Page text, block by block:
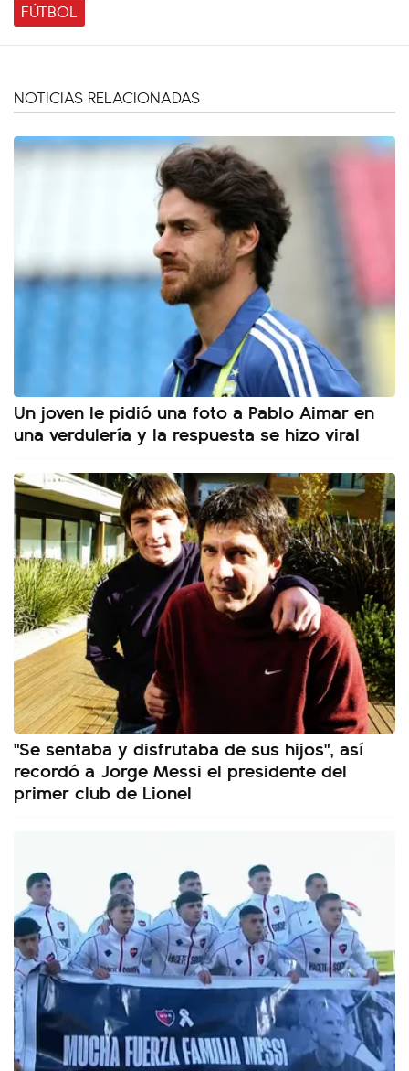
FÚTBOL
NOTICIAS RELACIONADAS
Un joven le pidió una foto a Pablo Aimar en
una verdulería y la respuesta se hizo viral
"Se sentaba y disfrutaba de sus hijos", así
recordó a Jorge Messi el presidente del
primer club de Lionel